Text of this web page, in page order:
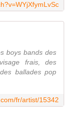
boys bands des
frais, des
ballades pop
fr/artist/15342